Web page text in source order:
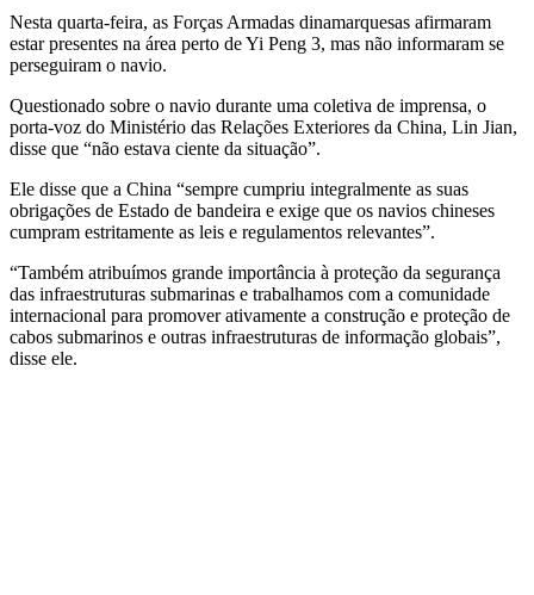
Nesta quarta-feira, as Forças Armadas dinamarquesas afirmaram
estar presentes na área perto de Yi Peng 3, mas não informaram se
perseguiram o navio.
Questionado sobre o navio durante uma coletiva de imprensa, o
porta-voz do Ministério das Relações Exteriores da China, Lin Jian,
disse que “não estava ciente da situação”.
Ele disse que a China “sempre cumpriu integralmente as suas
obrigações de Estado de bandeira e exige que os navios chineses
cumpram estritamente as leis e regulamentos relevantes”.
“Também atribuímos grande importância à proteção da segurança
das infraestruturas submarinas e trabalhamos com a comunidade
internacional para promover ativamente a construção e proteção de
cabos submarinos e outras infraestruturas de informação globais”,
disse ele.